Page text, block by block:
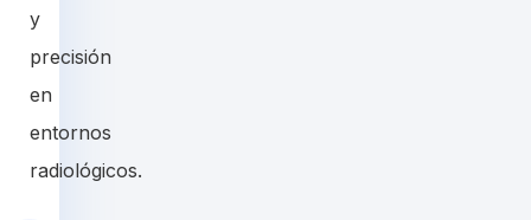
y
precisión
en
entornos
radiológicos.